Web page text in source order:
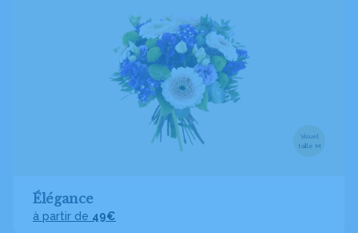
Visuel
taille M
Élégance
à partir de 49€